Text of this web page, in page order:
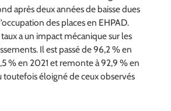
après deux années de baisse dues
des places en EHPAD.
a un impact mécanique sur les
Il est passé de 96,2 % en
% en 2021 et remonte à 92,9 % en
toutefois éloigné de ceux observés